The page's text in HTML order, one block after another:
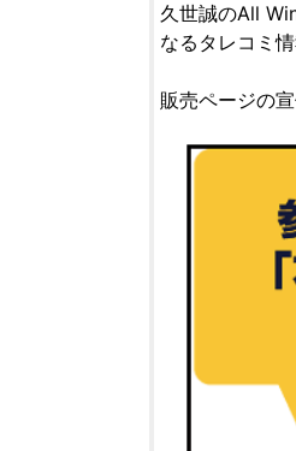
久世誠のAll
なるタレコミ
販売ページの